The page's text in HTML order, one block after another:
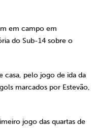
em campo em
do Sub-14 sobre o
casa, pelo jogo de ida da
marcados por Estevão,
jogo das quartas de